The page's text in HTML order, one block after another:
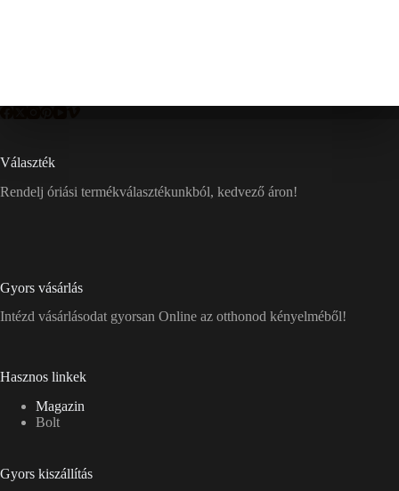
Választék
Rendelj óriási termékválasztékunkból, kedvező áron!
Gyors vásárlás
Intézd vásárlásodat gyorsan Online az otthonod kényelméből!
Hasznos linkek
Magazin
Bolt
Gyors kiszállítás